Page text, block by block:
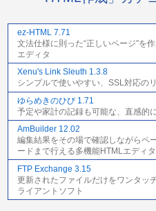
ez-HTML 7.71
文法仕様に則った“正しいページ”を
エディタ
Xenu's Link Sleuth 1.3.8
シンプルで使いやすい、SSL対応の
ゆらめきのひび 1.71
予定や家計の記録も可能な、直感的
AmBuilder 12.02
編集結果をその場で確認しながらペ
ードまで行える多機能HTMLエディタ
FTP Exchange 3.15
更新されたファイルだけをワンタッ
ライアントソフト